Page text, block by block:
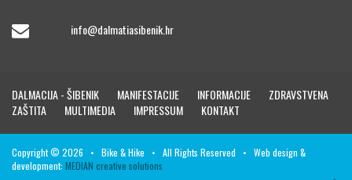
info@dalmatiasibenik.hr
DALMACIJA - ŠIBENIK MANIFESTACIJE INFORMACIJE
ZDRAVSTVENA
ZAŠTITA
MULTIMEDIA IMPRESSUM KONTAKT
Copyright © 2026 • Bike & Hike • All Rights Reserved • Web design &
development: MEDIAN creative solutions